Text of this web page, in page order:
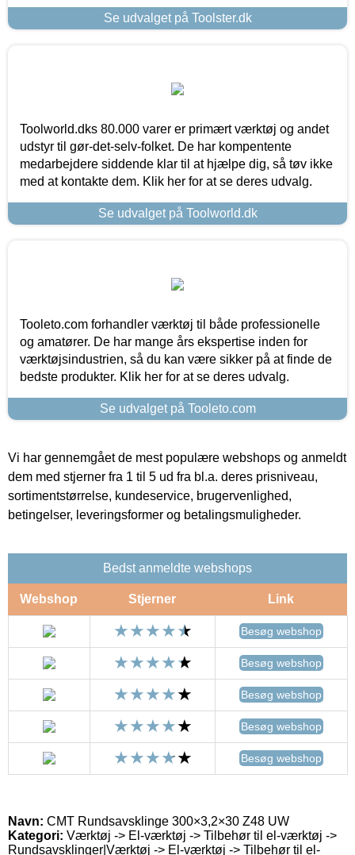
Se udvalget på Toolster.dk
Toolworld.dks 80.000 varer er primært værktøj og andet
udstyr til gør-det-selv-folket. De har kompentente
medarbejdere siddende klar til at hjælpe dig, så tøv ikke
med at kontakte dem. Klik her for at se deres udvalg.
Se udvalget på Toolworld.dk
Tooleto.com forhandler værktøj til både professionelle
og amatører. De har mange års ekspertise inden for
værktøjsindustrien, så du kan være sikker på at finde de
bedste produkter. Klik her for at se deres udvalg.
Se udvalget på Tooleto.com
Vi har gennemgået de mest populære webshops og anmeldt
dem med stjerner fra 1 til 5 ud fra bl.a. deres prisniveau,
sortimentstørrelse, kundeservice, brugervenlighed,
betingelser, leveringsformer og betalingsmuligheder.
Bedst anmeldte webshops
Webshop Stjerner Link
Besøg webshop
Besøg webshop
Besøg webshop
Besøg webshop
Besøg webshop
Navn: CMT Rundsavsklinge 300×3,2×30 Z48 UW
Kategori: Værktøj -> El-værktøj -> Tilbehør til el-værktøj ->
Rundsavsklinger|Værktøj -> El-værktøj -> Tilbehør til el-